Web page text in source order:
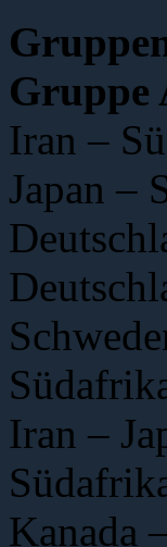
Gruppe
Iran –
Japan –
Iran –
Kanada